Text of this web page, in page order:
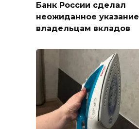
Банк России сделал
неожиданное указание
владельцам вкладов